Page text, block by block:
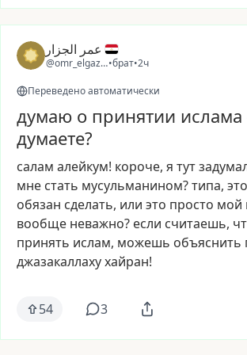
عمر الجزار
@omr_elgazzar
•брат•2ч
Переведено автоматически
думаю о принятии ислама
думаете?
салам алейкум! короче, я тут
мне стать мусульманином?типа, это
обязан сделать, или это просто мой
вообще неважно? если считаешь,
принять ислам, можешь объяснить
джазакаллахухайран!
54 3